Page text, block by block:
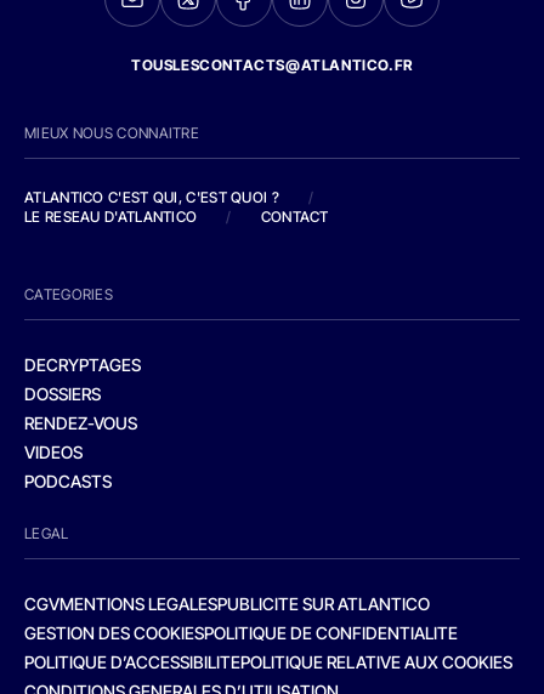
TOUSLESCONTACTS@ATLANTICO.FR
MIEUX NOUS CONNAITRE
ATLANTICO C'EST QUI, C'EST QUOI ?
/
LE RESEAU D'ATLANTICO
/ CONTACT
CATEGORIES
DECRYPTAGES
DOSSIERS
RENDEZ-VOUS
VIDEOS
PODCASTS
LEGAL
CGVMENTIONS LEGALESPUBLICITE SUR ATLANTICO
GESTION DES COOKIESPOLITIQUE DE CONFIDENTIALITE
POLITIQUE D’ACCESSIBILITEPOLITIQUE RELATIVE AUX COOKIES